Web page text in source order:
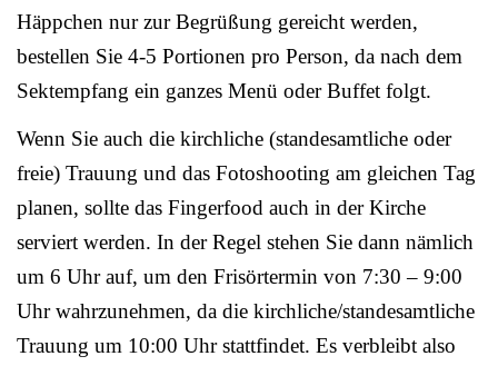
Häppchen nur zur Begrüßung gereicht werden,
bestellen Sie 4-5 Portionen pro Person, da nach dem
Sektempfang ein ganzes Menü oder Buffet folgt.
Wenn Sie auch die kirchliche (standesamtliche oder
freie) Trauung und das Fotoshooting am gleichen Tag
planen, sollte das Fingerfood auch in der Kirche
serviert werden. In der Regel stehen Sie dann nämlich
um 6 Uhr auf, um den Frisörtermin von 7:30 – 9:00
Uhr wahrzunehmen, da die kirchliche/standesamtliche
Trauung um 10:00 Uhr stattfindet. Es verbleibt also